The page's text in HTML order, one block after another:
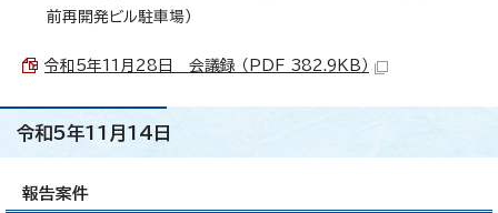
前再開発ビル駐車場）
令和5年11月28日 会議録 （PDF 382.9KB）
令和5年11月14日
報告案件